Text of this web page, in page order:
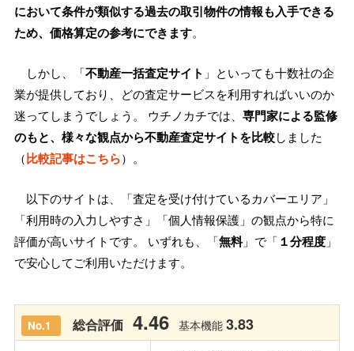
において条件が類似する過去の取引物件の情報も入手できる
ため、価格算定の参考にできます。
しかし、「不動産一括査定サイト 」といっても十数社の企
業が提供しており、どの査定サービスを利用すればいいのか
迷ってしまうでしょう。 ウチノカチでは、 専門家による監修
のもと、様々な観点から不動産査定サイトを比較しました
（比較記事はこちら）。
以下のサイトは、「査定を受け付けているカバーエリア」
「利用時の入力しやすさ」「個人情報保護」の観点から特に
評価が高いサイトです。 いずれも、「無料」で「 １分程度 」
で安心してご利用いただけます。